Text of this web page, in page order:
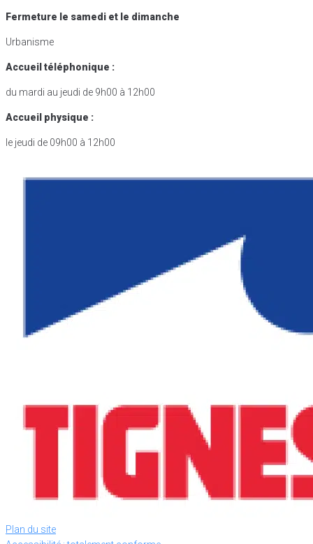
Fermeture le samedi et le dimanche
Urbanisme
Accueil téléphonique :
du mardi au jeudi de 9h00 à 12h00
Accueil physique :
le jeudi de 09h00 à 12h00
Plan du site